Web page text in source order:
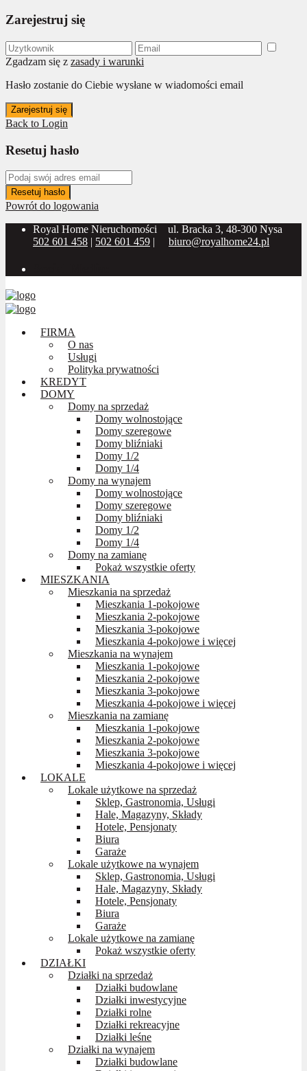
Zarejestruj się
Zgadzam się z zasady i warunki
Hasło zostanie do Ciebie wysłane w wiadomości email
Zarejestruj się
Back to Login
Resetuj hasło
Resetuj hasło
Powrót do logowania
Royal Home Nieruchomości
ul. Bracka 3, 48-300 Nysa
502 601 458 | 502 601 459 | biuro@royalhome24.pl
FIRMA
O nas
Usługi
Polityka prywatności
KREDYT
DOMY
Domy na sprzedaż
Domy wolnostojące
Domy szeregowe
Domy bliźniaki
Domy 1/2
Domy 1/4
Domy na wynajem
Domy wolnostojące
Domy szeregowe
Domy bliźniaki
Domy 1/2
Domy 1/4
Domy na zamianę
Pokaż wszystkie oferty
MIESZKANIA
Mieszkania na sprzedaż
Mieszkania 1-pokojowe
Mieszkania 2-pokojowe
Mieszkania 3-pokojowe
Mieszkania 4-pokojowe i więcej
Mieszkania na wynajem
Mieszkania 1-pokojowe
Mieszkania 2-pokojowe
Mieszkania 3-pokojowe
Mieszkania 4-pokojowe i więcej
Mieszkania na zamianę
Mieszkania 1-pokojowe
Mieszkania 2-pokojowe
Mieszkania 3-pokojowe
Mieszkania 4-pokojowe i więcej
LOKALE
Lokale użytkowe na sprzedaż
Sklep, Gastronomia, Usługi
Hale, Magazyny, Składy
Hotele, Pensjonaty
Biura
Garaże
Lokale użytkowe na wynajem
Sklep, Gastronomia, Usługi
Hale, Magazyny, Składy
Hotele, Pensjonaty
Biura
Garaże
Lokale użytkowe na zamianę
Pokaż wszystkie oferty
DZIAŁKI
Działki na sprzedaż
Działki budowlane
Działki inwestycyjne
Działki rolne
Działki rekreacyjne
Działki leśne
Działki na wynajem
Działki budowlane